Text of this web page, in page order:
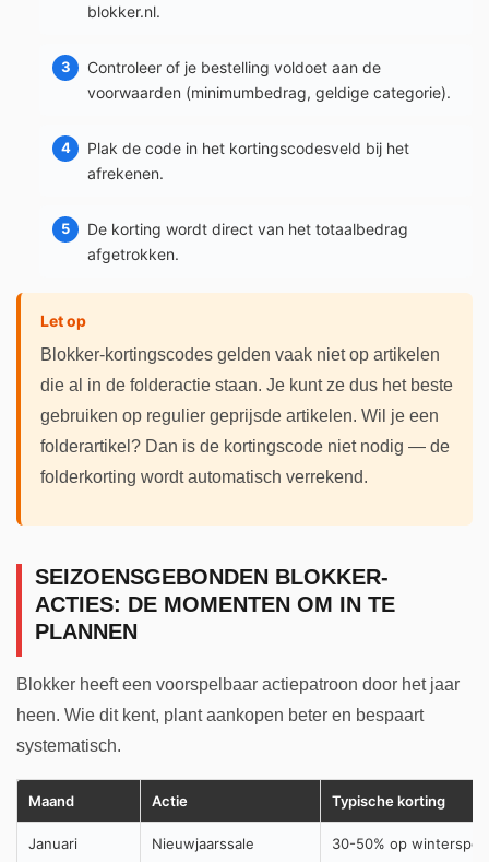
blokker.nl.
Controleer of je bestelling voldoet aan de
voorwaarden (minimumbedrag, geldige categorie).
Plak de code in het kortingscodesveld bij het
afrekenen.
De korting wordt direct van het totaalbedrag
afgetrokken.
Let op
Blokker-kortingscodes gelden vaak niet op artikelen
die al in de folderactie staan. Je kunt ze dus het beste
gebruiken op regulier geprijsde artikelen. Wil je een
folderartikel? Dan is de kortingscode niet nodig — de
folderkorting wordt automatisch verrekend.
SEIZOENSGEBONDEN BLOKKER-
ACTIES: DE MOMENTEN OM IN TE
PLANNEN
Blokker heeft een voorspelbaar actiepatroon door het jaar
heen. Wie dit kent, plant aankopen beter en bespaart
systematisch.
Maand Actie Typische korting
Januari Nieuwjaarssale 30-50% op